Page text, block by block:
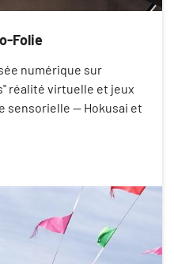
Folie
numérique sur
réalité virtuelle et jeux
sensorielle — Hokusai et